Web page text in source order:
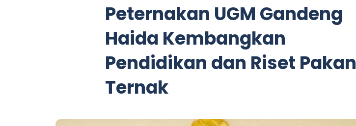
Peternakan UGM Gandeng
Haida Kembangkan
Pendidikan dan Riset Pakan
Ternak